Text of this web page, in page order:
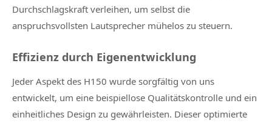
Durchschlagskraft verleihen, um selbst die
anspruchsvollsten Lautsprecher mühelos zu steuern.
Effizienz durch Eigenentwicklung
Jeder Aspekt des H150 wurde sorgfältig von uns
entwickelt, um eine beispiellose Qualitätskontrolle und ein
einheitliches Design zu gewährleisten. Dieser optimierte